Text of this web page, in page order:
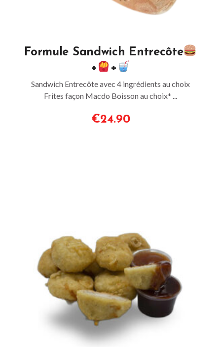
Formule Sandwich Entrecôte
+
+
Sandwich Entrecôte avec 4 ingrédients au choix
Frites façon Macdo Boisson au choix* ...
€24.90